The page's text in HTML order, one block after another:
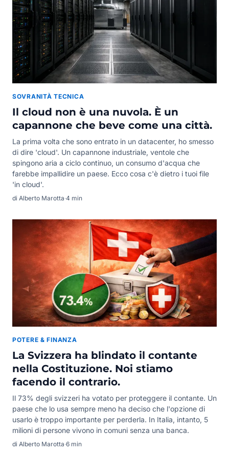
SOVRANITÀ TECNICA
Il cloud non è una nuvola. È un
capannone che beve come una città.
La prima volta che sono entrato in un datacenter, ho smesso
di dire 'cloud'. Un capannone industriale, ventole che
spingono aria a ciclo continuo, un consumo d'acqua che
farebbe impallidire un paese. Ecco cosa c'è dietro i tuoi file
'in cloud'.
di Alberto Marotta·4 min
POTERE & FINANZA
La Svizzera ha blindato il contante
nella Costituzione. Noi stiamo
facendo il contrario.
Il 73% degli svizzeri ha votato per proteggere il contante. Un
paese che lo usa sempre meno ha deciso che l'opzione di
usarlo è troppo importante per perderla. In Italia, intanto, 5
milioni di persone vivono in comuni senza una banca.
di Alberto Marotta·6 min